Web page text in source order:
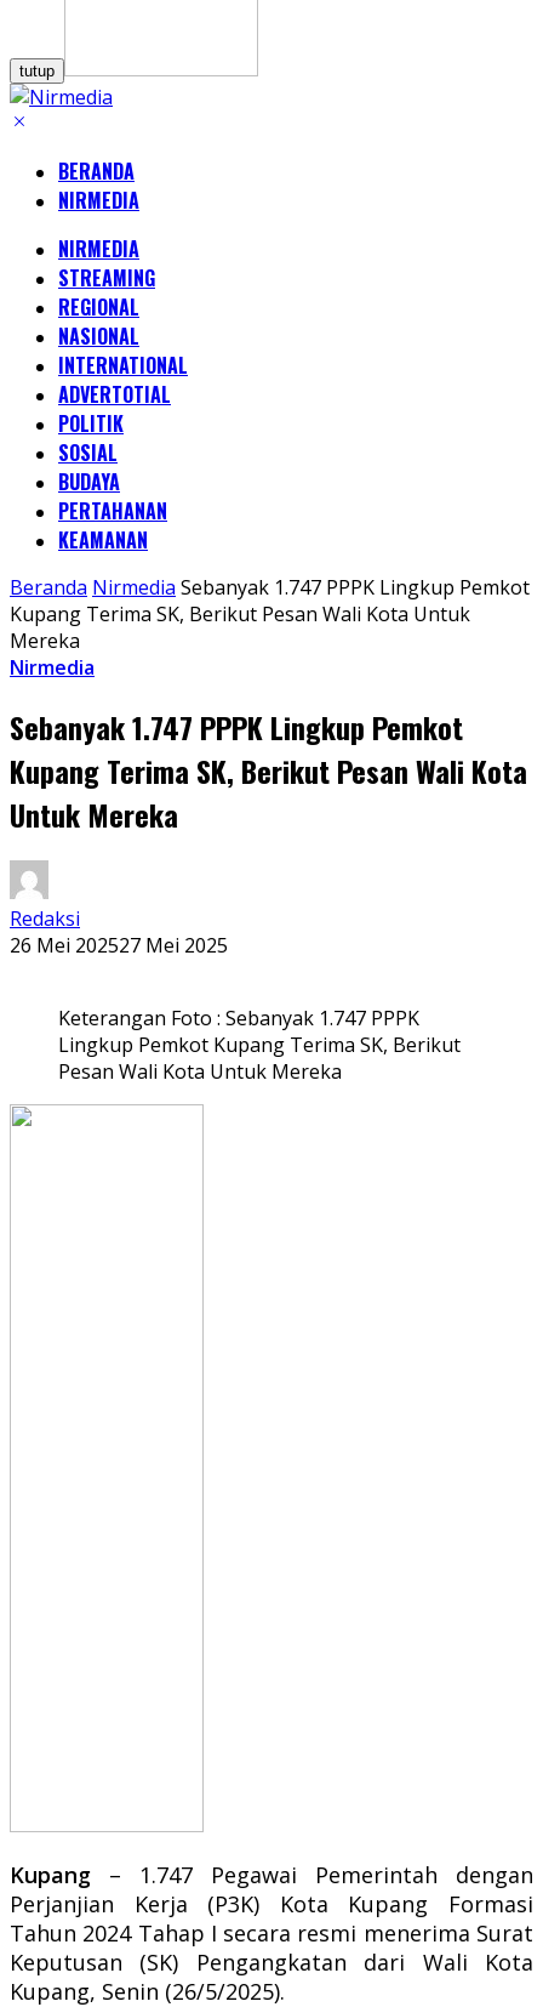
tutup
BERANDA
NIRMEDIA
NIRMEDIA
STREAMING
REGIONAL
NASIONAL
INTERNATIONAL
ADVERTOTIAL
POLITIK
SOSIAL
BUDAYA
PERTAHANAN
KEAMANAN
Beranda Nirmedia Sebanyak 1.747 PPPK Lingkup Pemkot
Kupang Terima SK, Berikut Pesan Wali Kota Untuk
Mereka
Nirmedia
Sebanyak 1.747 PPPK Lingkup Pemkot
Kupang Terima SK, Berikut Pesan Wali Kota
Untuk Mereka
Redaksi
26 Mei 202527 Mei 2025
Keterangan Foto : Sebanyak 1.747 PPPK
Lingkup Pemkot Kupang Terima SK, Berikut
Pesan Wali Kota Untuk Mereka
Kupang – 1.747 Pegawai Pemerintah dengan
Perjanjian Kerja (P3K) Kota Kupang Formasi
Tahun 2024 Tahap I secara resmi menerima Surat
Keputusan (SK) Pengangkatan dari Wali Kota
Kupang, Senin (26/5/2025).